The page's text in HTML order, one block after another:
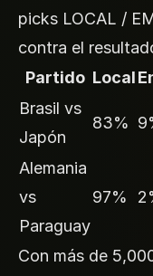
picks LOCAL /
contra el
Partido Local
Brasil vs
Japón
83%
Alemania
vs
Paraguay
97%
Con más de